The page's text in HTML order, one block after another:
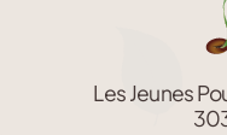
Les Jeunes